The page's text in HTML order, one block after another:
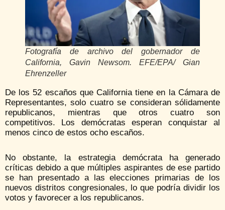
Fotografía de archivo del gobernador de
California, Gavin Newsom. EFE/EPA/ Gian
Ehrenzeller
De los 52 escaños que California tiene en la Cámara de
Representantes, solo cuatro se consideran sólidamente
republicanos, mientras que otros cuatro son
competitivos. Los demócratas esperan conquistar al
menos cinco de estos ocho escaños.
No obstante, la estrategia demócrata ha generado
críticas debido a que múltiples aspirantes de ese partido
se han presentado a las elecciones primarias de los
nuevos distritos congresionales, lo que podría dividir los
votos y favorecer a los republicanos.